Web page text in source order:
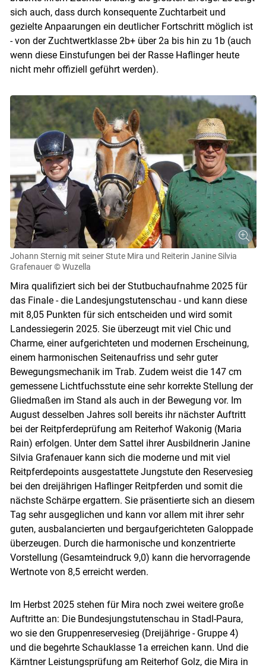
sich auch, dass durch konsequente Zuchtarbeit und
gezielte Anpaarungen ein deutlicher Fortschritt möglich ist
- von der Zuchtwertklasse 2b+ über 2a bis hin zu 1b (auch
wenn diese Einstufungen bei der Rasse Haflinger heute
nicht mehr offiziell geführt werden).
Johann Sternig mit seiner Stute Mira und Reiterin Janine Silvia
Grafenauer © Wuzella
Mira qualifiziert sich bei der Stutbuchaufnahme 2025 für
das Finale - die Landesjungstutenschau - und kann diese
mit 8,05 Punkten für sich entscheiden und wird somit
Landessiegerin 2025. Sie überzeugt mit viel Chic und
Charme, einer aufgerichteten und modernen Erscheinung,
einem harmonischen Seitenaufriss und sehr guter
Bewegungsmechanik im Trab. Zudem weist die 147 cm
gemessene Lichtfuchsstute eine sehr korrekte Stellung der
Gliedmaßen im Stand als auch in der Bewegung vor. Im
August desselben Jahres soll bereits ihr nächster Auftritt
bei der Reitpferdeprüfung am Reiterhof Wakonig (Maria
Rain) erfolgen. Unter dem Sattel ihrer Ausbildnerin Janine
Silvia Grafenauer kann sich die moderne und mit viel
Reitpferdepoints ausgestattete Jungstute den Reservesieg
bei den dreijährigen Haflinger Reitpferden und somit die
nächste Schärpe ergattern. Sie präsentierte sich an diesem
Tag sehr ausgeglichen und kann vor allem mit ihrer sehr
guten, ausbalancierten und bergaufgerichteten Galoppade
überzeugen. Durch die harmonische und konzentrierte
Vorstellung (Gesamteindruck 9,0) kann die hervorragende
Wertnote von 8,5 erreicht werden.
Im Herbst 2025 stehen für Mira noch zwei weitere große
Auftritte an: Die Bundesjungstutenschau in Stadl-Paura,
wo sie den Gruppenreservesieg (Dreijährige - Gruppe 4)
und die begehrte Schauklasse 1a erreichen kann. Und die
Kärntner Leistungsprüfung am Reiterhof Golz, die Mira in